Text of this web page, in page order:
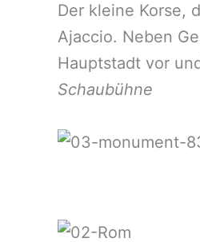
Der kleine Korse,
Ajaccio. Neben
Hauptstadt vor
Schaubühne